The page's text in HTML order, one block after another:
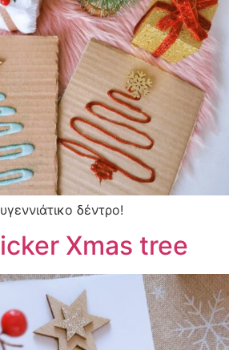
δέντρο!
Xmas tree